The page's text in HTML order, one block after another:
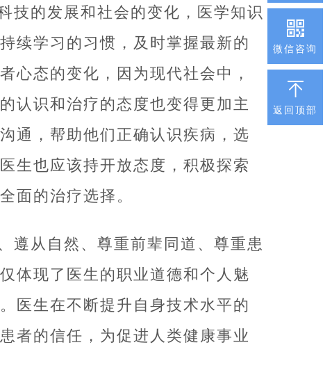
微信咨询
返回顶部
技的发展和社会的变化，医学知识
续学习的习惯，及时掌握最新的
心态的变化，因为现代社会中，
认识和治疗的态度也变得更加主
通，帮助他们正确认识疾病，选
生也应该持开放态度，积极探索
面的治疗选择。
遵从自然、尊重前辈同道、尊重患
体现了医生的职业道德和个人魅
医生在不断提升自身技术水平的
者的信任，为促进人类健康事业